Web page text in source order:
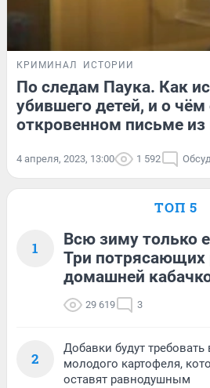
КРИМИНАЛ ИСТОРИИ
По следам Паука. Как
убившего детей, и о чём
откровенном письме из
4 апреля, 2023, 13:00 1 592
ТОП 5
1
Всю зиму только
Три потрясающих
домашней
29 619 3
2
Добавки будут требовать
молодого картофеля,
оставят равнодушным